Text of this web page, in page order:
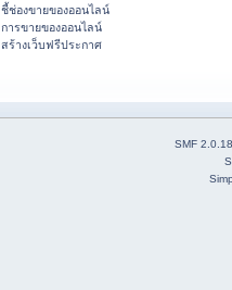
ชี้ช่องขายของออนไลน์
การขายของออนไลน์
สร้างเว็บฟรีประกาศ
SMF 2.0.18